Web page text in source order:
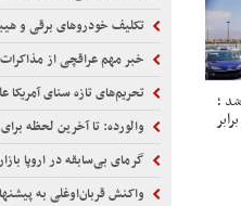
؛
تکلیف خودروهای برقی و
خبر مهم عراقچی از مذاکرات
تحریم‌های تازه سنای آمریکا
والورده: تا آخرین لحظه
گرمای بی‌سابقه در اروپا
واکنش قربان‌اوغلی به پیشنهاد